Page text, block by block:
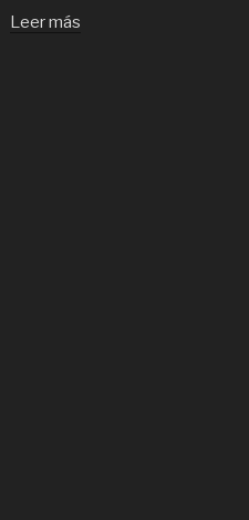
Leer más